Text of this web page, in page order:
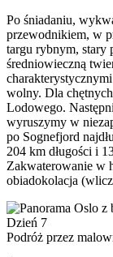
Po śniadaniu,
przewodnikiem, w
targu rybnym, stary
średniowieczną
wolny. Dla chętnych
Lodowego.
wyruszymy w
po Sognefjord
204 km długości i
Zakwaterowanie w
obiadokolacja
Dzień 7
Podróż przez